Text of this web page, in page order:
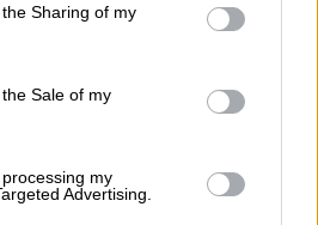
usage behaviour. You may click to
Google and its third-party tags to
purposes in below Google
Sharing of my
Sale of my
my
Advertising.